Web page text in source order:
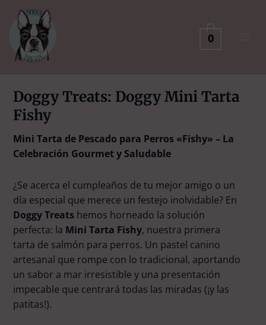
contenido
0
Doggy Treats: Doggy Mini Tarta
Fishy
Mini Tarta de Pescado para Perros «Fishy» – La
Celebración Gourmet y Saludable
¿Se acerca el cumpleaños de tu mejor amigo o un
día especial que merece un festejo inolvidable? En
Doggy Treats hemos horneado la solución
perfecta: la Mini Tarta Fishy, nuestra primera
tarta de salmón para perros. Un pastel canino
artesanal que rompe con lo tradicional, aportando
un sabor a mar irresistible y una presentación
impecable que centrará todas las miradas (¡y las
patitas!).